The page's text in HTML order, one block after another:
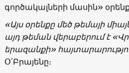
գործակալների մասին»
«Այս օրենքը մեծ թեմայի
այդ թեման վերաբերում է
երազանքի»
Օ՛Բրայենը։